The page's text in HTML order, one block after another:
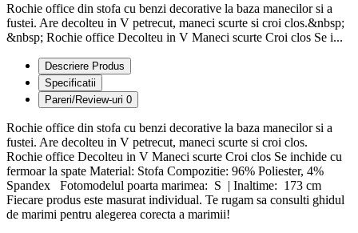
Rochie office din stofa cu benzi decorative la baza manecilor si a
fustei. Are decolteu in V petrecut, maneci scurte si croi clos.&nbsp;
&nbsp; Rochie office Decolteu in V Maneci scurte Croi clos Se i...
Descriere Produs
Specificatii
Pareri/Review-uri 0
Rochie office din stofa cu benzi decorative la baza manecilor si a
fustei. Are decolteu in V petrecut, maneci scurte si croi clos.
Rochie office Decolteu in V Maneci scurte Croi clos Se inchide cu
fermoar la spate Material: Stofa Compozitie: 96% Poliester, 4%
Spandex Fotomodelul poarta marimea: S | Inaltime: 173 cm
Fiecare produs este masurat individual. Te rugam sa consulti ghidul
de marimi pentru alegerea corecta a marimii!